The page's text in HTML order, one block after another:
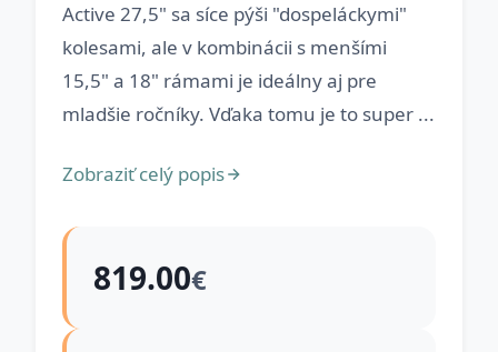
Active 27,5" sa síce pýši "dospeláckymi"
kolesami, ale v kombinácii s menšími
15,5" a 18" rámami je ideálny aj pre
mladšie ročníky. Vďaka tomu je to super ...
Zobraziť celý popis
819.00€